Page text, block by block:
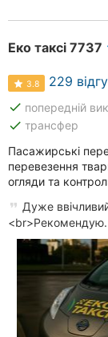
Еко таксі 7737
3.8 229
done попередній
done трансфер
Пасажирські
перевезення
огляди та
Дуже